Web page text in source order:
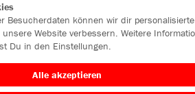
Besucherdaten können wir dir personalisierte
Website verbessern. Weitere
Du in den Einstellungen.
Alle akzeptieren